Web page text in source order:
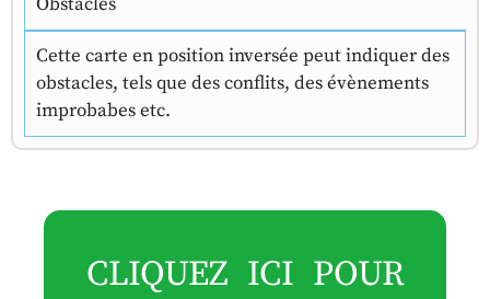
Obstacles
Cette carte en position inversée peut indiquer des
obstacles, tels que des conflits, des évènements
improbabes etc.
CLIQUEZ ICI POUR